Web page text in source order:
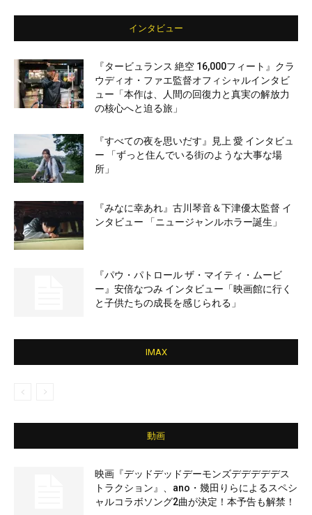
インタビュー
『タービュランス 絶空 16,000フィート』クラ
ウディオ・ファエ監督オフィシャルインタビ
ュー「本作は、人間の回復力と真実の解放力
の核心へと迫る旅」
『すべての夜を思いだす』見上 愛 インタビュ
ー 「ずっと住んでいる街のような大事な場
所」
『みなに幸あれ』古川琴音＆下津優太監督 イ
ンタビュー 「ニュージャンルホラー誕生」
『パウ・パトロール ザ・マイティ・ムービ
ー』安倍なつみ インタビュー「映画館に行く
と子供たちの成長を感じられる」
IMAX
動画
映画『デッドデッドデーモンズデデデデデス
トラクション』、ano・幾田りらによるスペシ
ャルコラボソング2曲が決定！本予告も解禁！